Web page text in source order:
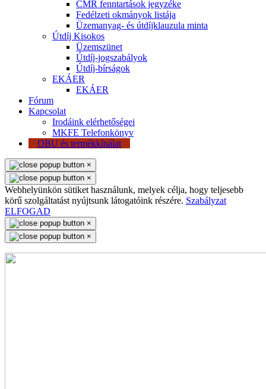
CMR fenntartások jegyzéke
Fedélzeti okmányok listája
Üzemanyag- és útdíjklauzula minta
Útdíj Kisokos
Üzemszünet
Útdíj-jogszabályok
Útdíj-bírságok
EKÁER
EKÁER
Fórum
Kapcsolat
Irodáink elérhetőségei
MKFE Telefonkönyv
OBU és termékkínálat
×
×
Webhelyünkön sütiket használunk, melyek célja, hogy teljesebb
körű szolgáltatást nyújtsunk látogatóink részére. Szabályzat
ELFOGAD
×
×